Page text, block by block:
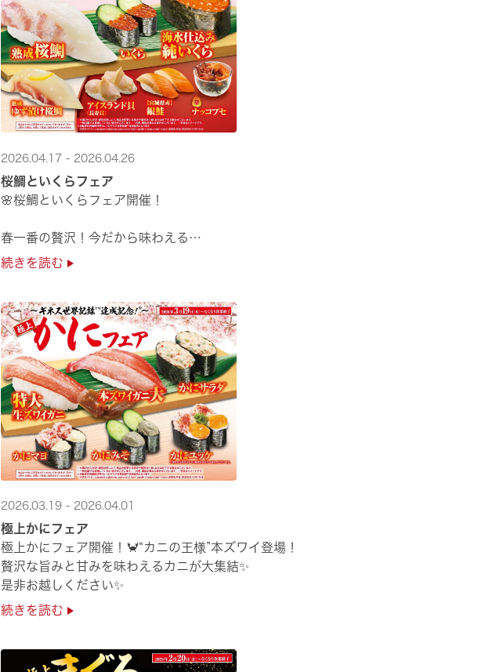
2026.04.17 - 2026.04.26
桜鯛といくらフェア
🌸桜鯛といくらフェア開催！
春一番の贅沢！今だから味わえる
旬の旨さの熟成🌸桜鯛と
是非お越しください✨
続きを読む
2026.03.19 - 2026.04.01
極上かにフェア
極上かにフェア開催！🦀“カニの王様”本ズワイ登場！
贅沢な旨みと甘みを味わえるカニが大集結✨
是非お越しください✨
続きを読む